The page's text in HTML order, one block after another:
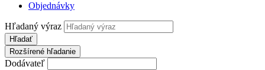
Objednávky
Hľadaný výraz
Hľadať
Rozšírené hľadanie
Dodávateľ